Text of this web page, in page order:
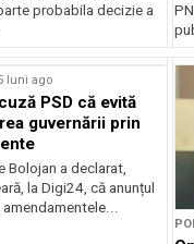
probabila decizie a
luni ago
PSD că evită
guvernării prin
Bolojan a declarat,
la Digi24, că anunțul